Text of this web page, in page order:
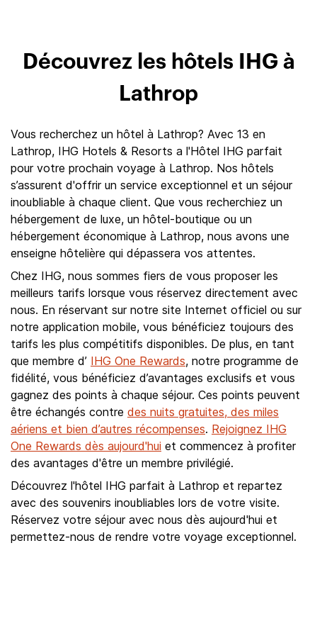
Découvrez les hôtels IHG à
Lathrop
Vous recherchez un hôtel à Lathrop? Avec 13 en
Lathrop, IHG Hotels & Resorts a l'Hôtel IHG parfait
pour votre prochain voyage à Lathrop. Nos hôtels
s’assurent d'offrir un service exceptionnel et un séjour
inoubliable à chaque client. Que vous recherchiez un
hébergement de luxe, un hôtel-boutique ou un
hébergement économique à Lathrop, nous avons une
enseigne hôtelière qui dépassera vos attentes.
Chez IHG, nous sommes fiers de vous proposer les
meilleurs tarifs lorsque vous réservez directement avec
nous. En réservant sur notre site Internet officiel ou sur
notre application mobile, vous bénéficiez toujours des
tarifs les plus compétitifs disponibles. De plus, en tant
que membre d’ IHG One Rewards, notre programme de
fidélité, vous bénéficiez d’avantages exclusifs et vous
gagnez des points à chaque séjour. Ces points peuvent
être échangés contre des nuits gratuites, des miles
aériens et bien d’autres récompenses. Rejoignez IHG
One Rewards dès aujourd'hui et commencez à profiter
des avantages d'être un membre privilégié.
Découvrez l'hôtel IHG parfait à Lathrop et repartez
avec des souvenirs inoubliables lors de votre visite.
Réservez votre séjour avec nous dès aujourd'hui et
permettez-nous de rendre votre voyage exceptionnel.